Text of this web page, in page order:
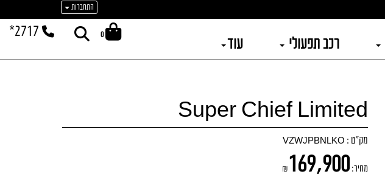
התחברות
רכב תפעולי עוד
0
*2717
Super Chief Limited
מק"ט : VZWJPBNLKO
מחיר: ₪169,900